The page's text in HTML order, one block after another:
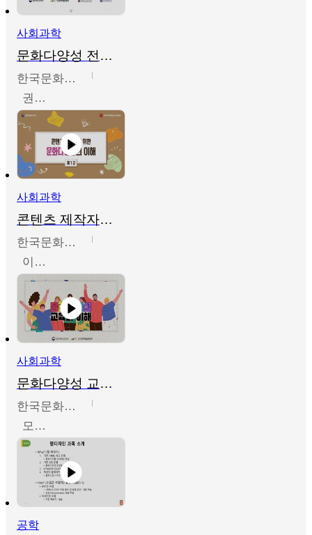
사회과학
문화다양성 전문인력 양성 기본과정 - 문화다양성의 이해
한국문화예술교육진흥원
권숙인 외 8명
사회과학
콘텐츠 제작자를 위한 문화다양성의 이해
한국문화예술교육진흥원
이성민
사회과학
문화다양성 교육의 이해
한국문화예술교육진흥원
모경환,성상환,정문성
공학